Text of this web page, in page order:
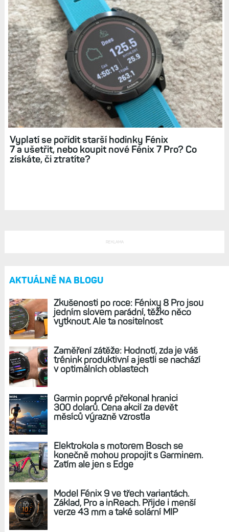
Nejzajímavější hodinky: Univerzální, s nejlepším
poměrem ceny výkonu, s nejdelší výdrží či
odolností
7 a ušetřit, nebo koupit nové Fénix 7 Pro? Co
získáte, či ztratíte?